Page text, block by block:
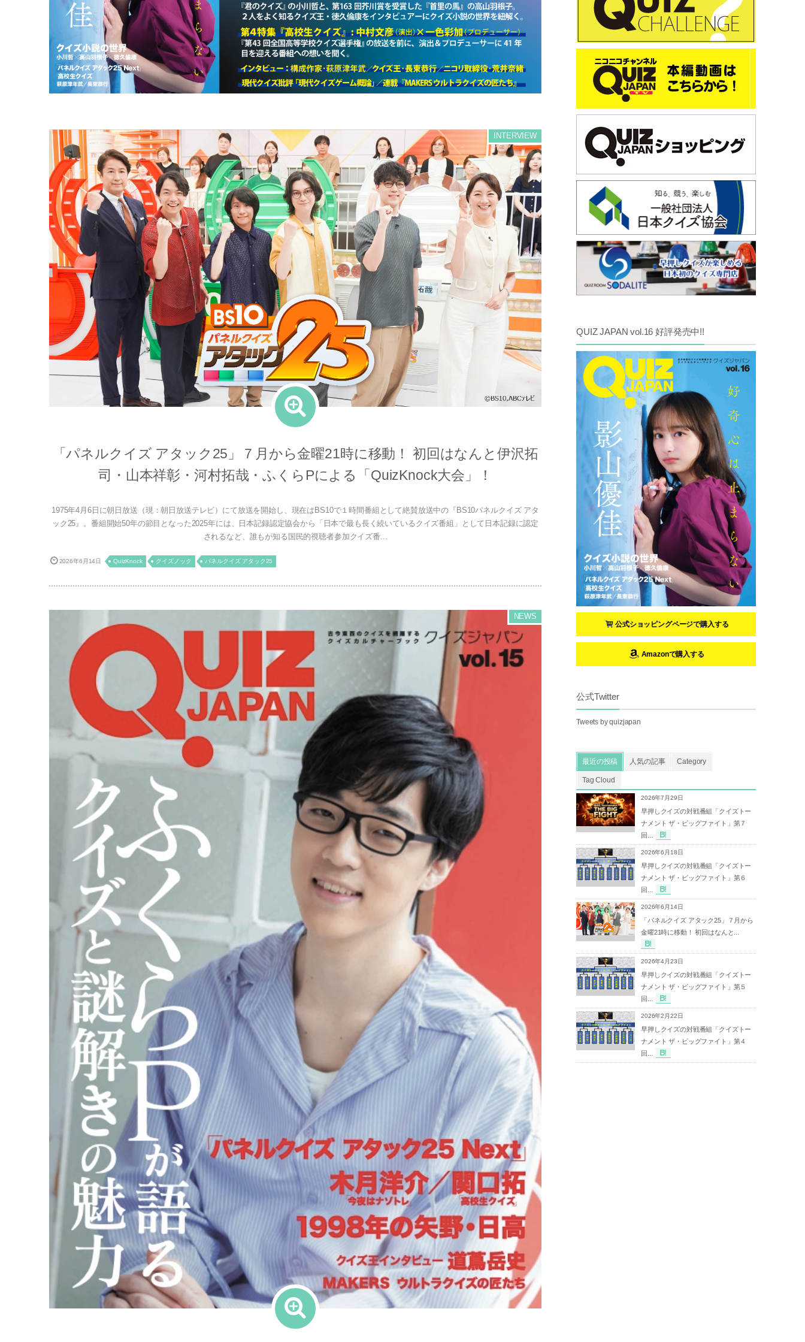
「パネルクイズ アタック25」７月から金曜21時に移動！ 初回はなんと伊沢拓
司・山本祥彰・河村拓哉・ふくらPによる「QuizKnock大会」！
1975年4月6日に朝日放送（現：朝日放送テレビ）にて放送を開始し、現在はBS10で１時間番組として絶賛放送中の『BS10パネルクイズ アタ
ック25』。番組開始50年の節目となった2025年には、日本記録認定協会から「日本で最も長く続いているクイズ番組」として日本記録に認定
されるなど、誰もが知る国民的視聴者参加クイズ番...
2026年6月14日
INTERVIEW
QuizKnock クイズノック パネルクイズ アタック25
NEWS
QUIZ JAPAN vol.16 好評発売中!!
公式ショッピングページで購入する
Amazonで購入する
公式Twitter
Tweets by quizjapan
最近の投稿 人気の記事 Category
Tag Cloud
2026年7月29日
早押しクイズの対戦番組「クイズトー
ナメント ザ・ビッグファイト」第７
回...
2026年6月18日
早押しクイズの対戦番組「クイズトー
ナメント ザ・ビッグファイト」第６
回...
2026年6月14日
「パネルクイズ アタック25」７月から
金曜21時に移動！ 初回はなんと...
2026年4月23日
早押しクイズの対戦番組「クイズトー
ナメント ザ・ビッグファイト」第５
回...
2026年2月22日
早押しクイズの対戦番組「クイズトー
ナメント ザ・ビッグファイト」第４
回...